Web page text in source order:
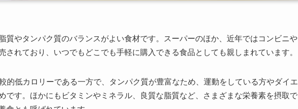
質やタンパク質のバランスがよい食材です。スーパーのほか、近年ではコンビニや
されており、いつでもどこでも手軽に購入できる食品としても親しまれています。
的低カロリーである一方で、タンパク質が豊富なため、運動をしている方やダイエ
です。ほかにもビタミンやミネラル、良質な脂質など、さまざまな栄養素を摂取で